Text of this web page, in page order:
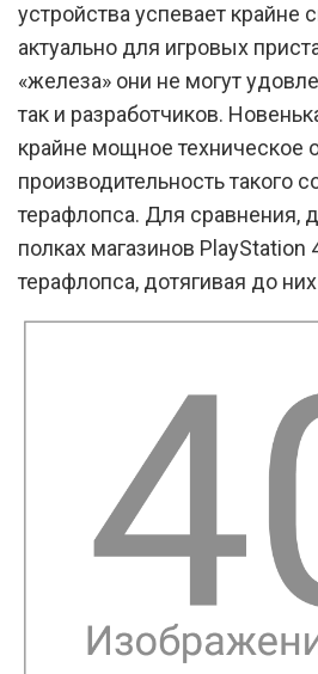
устройства успевает крайне
актуально для игровых
«железа» они не могут
так и разработчиков.
крайне мощное
производительность такого
терафлопса. Для сравнения,
полках магазинов
терафлопса, дотягивая до